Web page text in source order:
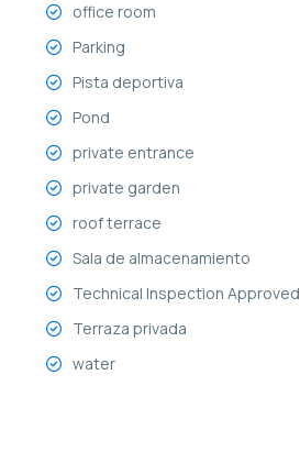
office room
Parking
Pista deportiva
Pond
private entrance
private garden
roof terrace
Sala de almacenamiento
Technical Inspection Approved
Terraza privada
water